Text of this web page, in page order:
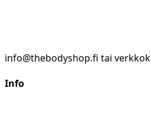
info@thebodyshop.fi tai
Info